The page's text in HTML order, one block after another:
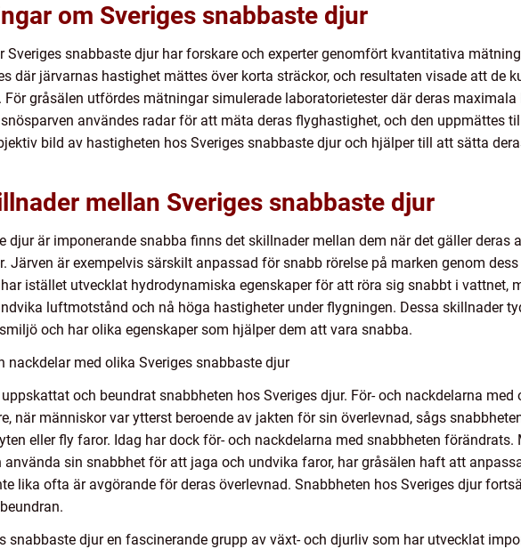
om Sveriges snabbaste djur
Sveriges snabbaste djur har forskare och experter genomfört kvantitativa
där järvarnas hastighet mättes över korta sträckor, och resultaten visade att de
gråsälen utfördes mätningar simulerade laboratorietester där deras
användes radar för att mäta deras flyghastighet, och den uppmättes
bild av hastigheten hos Sveriges snabbaste djur och hjälper till att sätta
mellan Sveriges snabbaste djur
djur är imponerande snabba finns det skillnader mellan dem när det gäller deras
Järven är exempelvis särskilt anpassad för snabb rörelse på marken genom
istället utvecklat hydrodynamiska egenskaper för att röra sig snabbt i vattnet,
luftmotstånd och nå höga hastigheter under flygningen. Dessa skillnader
och har olika egenskaper som hjälper dem att vara snabba.
nackdelar med olika Sveriges snabbaste djur
och beundrat snabbheten hos Sveriges djur. För- och nackdelarna
när människor var ytterst beroende av jakten för sin överlevnad, sågs
eller fly faror. Idag har dock för- och nackdelarna med snabbheten förändrats.
sin snabbhet för att jaga och undvika faror, har gråsälen haft att
lika ofta är avgörande för deras överlevnad. Snabbheten hos Sveriges djur
djur en fascinerande grupp av växt- och djurliv som har utvecklat